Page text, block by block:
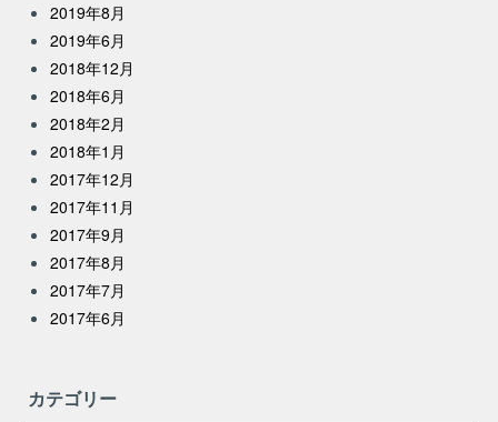
2019年8月
2019年6月
2018年12月
2018年6月
2018年2月
2018年1月
2017年12月
2017年11月
2017年9月
2017年8月
2017年7月
2017年6月
カテゴリー